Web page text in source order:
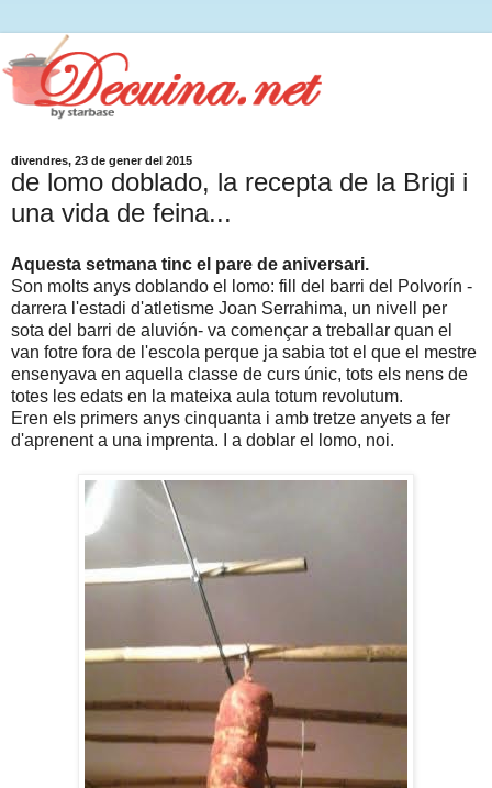
divendres, 23 de gener del 2015
de lomo doblado, la recepta de la Brigi i
una vida de feina...
Aquesta setmana tinc el pare de aniversari.
Son molts anys doblando el lomo: fill del barri del Polvorín -
darrera l'estadi d'atletisme Joan Serrahima, un nivell per
sota del barri de aluvión- va començar a treballar quan el
van fotre fora de l'escola perque ja sabia tot el que el mestre
ensenyava en aquella classe de curs únic, tots els nens de
totes les edats en la mateixa aula totum revolutum.
Eren els primers anys cinquanta i amb tretze anyets a fer
d'aprenent a una imprenta. I a doblar el lomo, noi.